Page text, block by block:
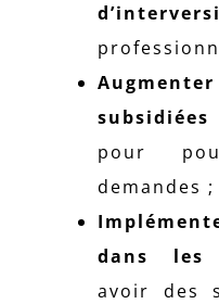
pour
demandes ;
dans les
avoir des